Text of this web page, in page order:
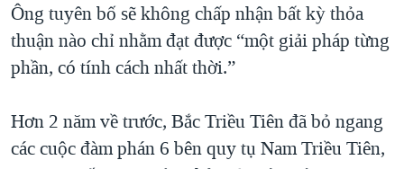
Ông tuyên bố sẽ không chấp nhận bất kỳ thỏa
thuận nào chỉ nhằm đạt được “một giải pháp từng
phần, có tính cách nhất thời.”
Hơn 2 năm về trước, Bắc Triều Tiên đã bỏ ngang
các cuộc đàm phán 6 bên quy tụ Nam Triều Tiên,